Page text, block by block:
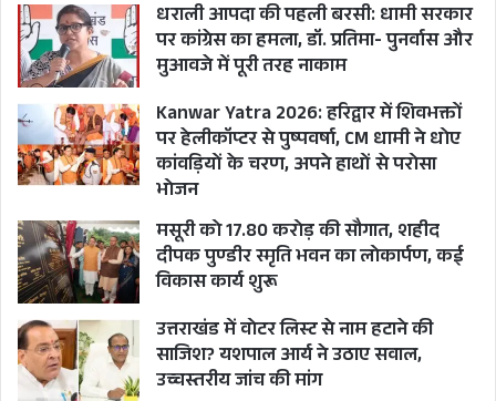
धराली आपदा की पहली बरसी: धामी सरकार
पर कांग्रेस का हमला, डॉ. प्रतिमा- पुनर्वास और
मुआवजे में पूरी तरह नाकाम
Kanwar Yatra 2026: हरिद्वार में शिवभक्तों
पर हेलीकॉप्टर से पुष्पवर्षा, CM धामी ने धोए
कांवड़ियों के चरण, अपने हाथों से परोसा
भोजन
मसूरी को 17.80 करोड़ की सौगात, शहीद
दीपक पुण्डीर स्मृति भवन का लोकार्पण, कई
विकास कार्य शुरू
उत्तराखंड में वोटर लिस्ट से नाम हटाने की
साजिश? यशपाल आर्य ने उठाए सवाल,
उच्चस्तरीय जांच की मांग